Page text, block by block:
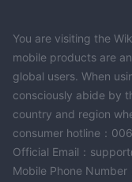
You are visiting the
mobile products are
global users. When
consciously abide by
country and region
consumer hotline：
Official Email：
Mobile Phone